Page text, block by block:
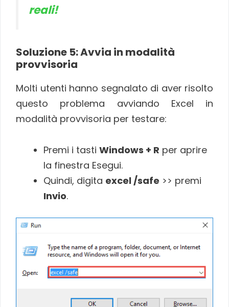
reali!
Soluzione 5: Avvia in modalità
provvisoria
Molti utenti hanno segnalato di aver risolto
questo problema avviando Excel in
modalità provvisoria per testare:
Premi i tasti Windows + R per aprire
la finestra Esegui.
Quindi, digita excel /safe >> premi
Invio.